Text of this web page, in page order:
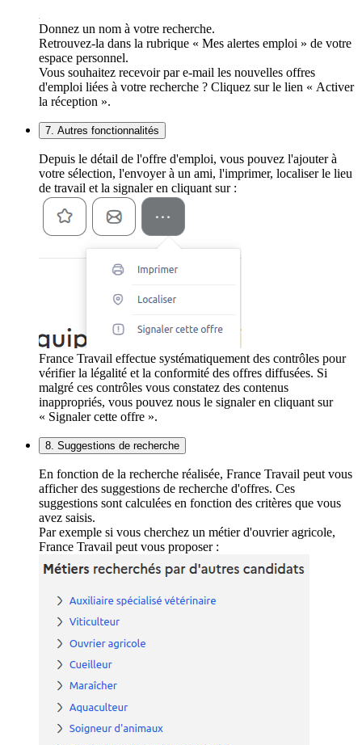
Donnez un nom à votre recherche.
Retrouvez-la dans la rubrique « Mes alertes emploi » de votre
espace personnel.
Vous souhaitez recevoir par e-mail les nouvelles offres
d'emploi liées à votre recherche ? Cliquez sur le lien « Activer
la réception ».
7. Autres fonctionnalités
Depuis le détail de l'offre d'emploi, vous pouvez l'ajouter à
votre sélection, l'envoyer à un ami, l'imprimer, localiser le lieu
de travail et la signaler en cliquant sur :
France Travail effectue systématiquement des contrôles pour
vérifier la légalité et la conformité des offres diffusées. Si
malgré ces contrôles vous constatez des contenus
inappropriés, vous pouvez nous le signaler en cliquant sur
« Signaler cette offre ».
8. Suggestions de recherche
En fonction de la recherche réalisée, France Travail peut vous
afficher des suggestions de recherche d'offres. Ces
suggestions sont calculées en fonction des critères que vous
avez saisis.
Par exemple si vous cherchez un métier d'ouvrier agricole,
France Travail peut vous proposer :